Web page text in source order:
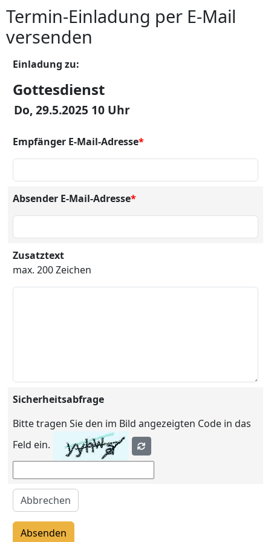
Termin-Einladung per E-Mail
versenden
Einladung zu:
Gottesdienst
Do, 29.5.2025 10 Uhr
Empfänger E-Mail-Adresse*
Absender E-Mail-Adresse*
Zusatztext
max. 200 Zeichen
Sicherheitsabfrage
Bitte tragen Sie den im Bild angezeigten Code in das
Feld ein.
Abbrechen
Absenden